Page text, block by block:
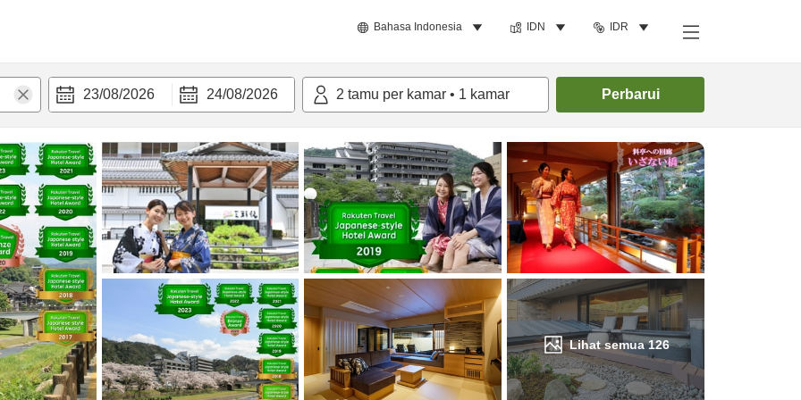
Bahasa Indonesia IDN IDR
23/08/2026 24/08/2026 2 tamu per kamar • 1 kamar Perbarui
Lihat semua126
Cari kamar